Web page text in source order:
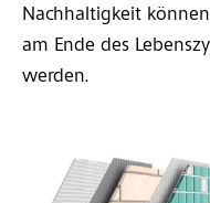
Nachhaltigkeit
am Ende des
werden.